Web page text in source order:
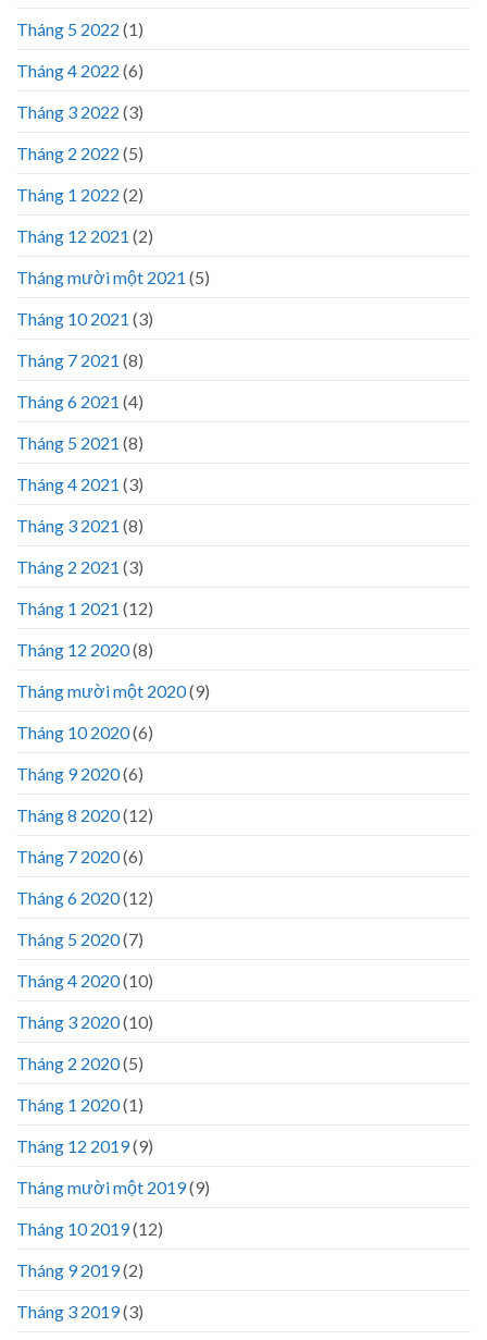
Tháng 5 2022 (1)
Tháng 4 2022 (6)
Tháng 3 2022 (3)
Tháng 2 2022 (5)
Tháng 1 2022 (2)
Tháng 12 2021 (2)
Tháng mười một 2021 (5)
Tháng 10 2021 (3)
Tháng 7 2021 (8)
Tháng 6 2021 (4)
Tháng 5 2021 (8)
Tháng 4 2021 (3)
Tháng 3 2021 (8)
Tháng 2 2021 (3)
Tháng 1 2021 (12)
Tháng 12 2020(8)
Tháng mười một 2020(9)
Tháng 10 2020(6)
Tháng 9 2020(6)
Tháng 8 2020(12)
Tháng 7 2020(6)
Tháng 6 2020(12)
Tháng 5 2020(7)
Tháng 4 2020(10)
Tháng 3 2020(10)
Tháng 2 2020(5)
Tháng 1 2020(1)
Tháng 12 2019(9)
Tháng mười một 2019(9)
Tháng 10 2019(12)
Tháng 9 2019(2)
Tháng 3 2019(3)